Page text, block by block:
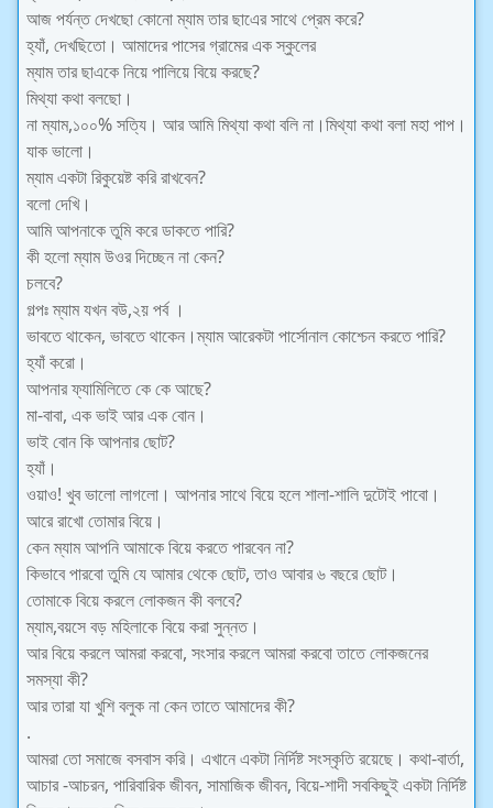
আজ পর্যন্ত দেখছো কোনো ম্যাম তার ছাএের সাথে প্রেম করে?
হ্যাঁ, দেখছিতো। আমাদের পাসের গ্রামের এক স্কুলের
ম্যাম তার ছাএকে নিয়ে পালিয়ে বিয়ে করছে?
মিথ্যা কথা বলছো।
না ম্যাম,১০০% সত্যি। আর আমি মিথ্যা কথা বলি না।মিথ্যা কথা বলা মহা পাপ।
যাক ভালো।
ম্যাম একটা রিকুয়েষ্ট করি রাখবেন?
বলো দেখি।
আমি আপনাকে তুমি করে ডাকতে পারি?
কী হলো ম্যাম উওর দিচ্ছেন না কেন?
চলবে?
গল্পঃ ম্যাম যখন বউ,২য় পর্ব ।
ভাবতে থাকেন, ভাবতে থাকেন।ম্যাম আরেকটা পার্সোনাল কোশ্চেন করতে পারি?
হ্যাঁ করো।
আপনার ফ্যামিলিতে কে কে আছে?
মা-বাবা, এক ভাই আর এক বোন।
ভাই বোন কি আপনার ছোট?
হ্যাঁ।
ওয়াও! খুব ভালো লাগলো। আপনার সাথে বিয়ে হলে শালা-শালি দুটোই পাবো।
আরে রাখো তোমার বিয়ে।
কেন ম্যাম আপনি আমাকে বিয়ে করতে পারবেন না?
কিভাবে পারবো তুমি যে আমার থেকে ছোট, তাও আবার ৬ বছরে ছোট।
তোমাকে বিয়ে করলে লোকজন কী বলবে?
ম্যাম,বয়সে বড় মহিলাকে বিয়ে করা সুন্নত।
আর বিয়ে করলে আমরা করবো, সংসার করলে আমরা করবো তাতে লোকজনের
সমস্যা কী?
আর তারা যা খুশি বলুক না কেন তাতে আমাদের কী?
.
আমরা তো সমাজে বসবাস করি। এখানে একটা নির্দিষ্ট সংস্কৃতি রয়েছে। কথা-বার্তা,
আচার -আচরন, পারিবারিক জীবন, সামাজিক জীবন, বিয়ে-শাদী সবকিছুই একটা নির্দিষ্ট